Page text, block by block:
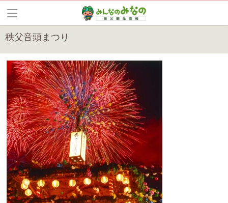
秩父音頭まつり